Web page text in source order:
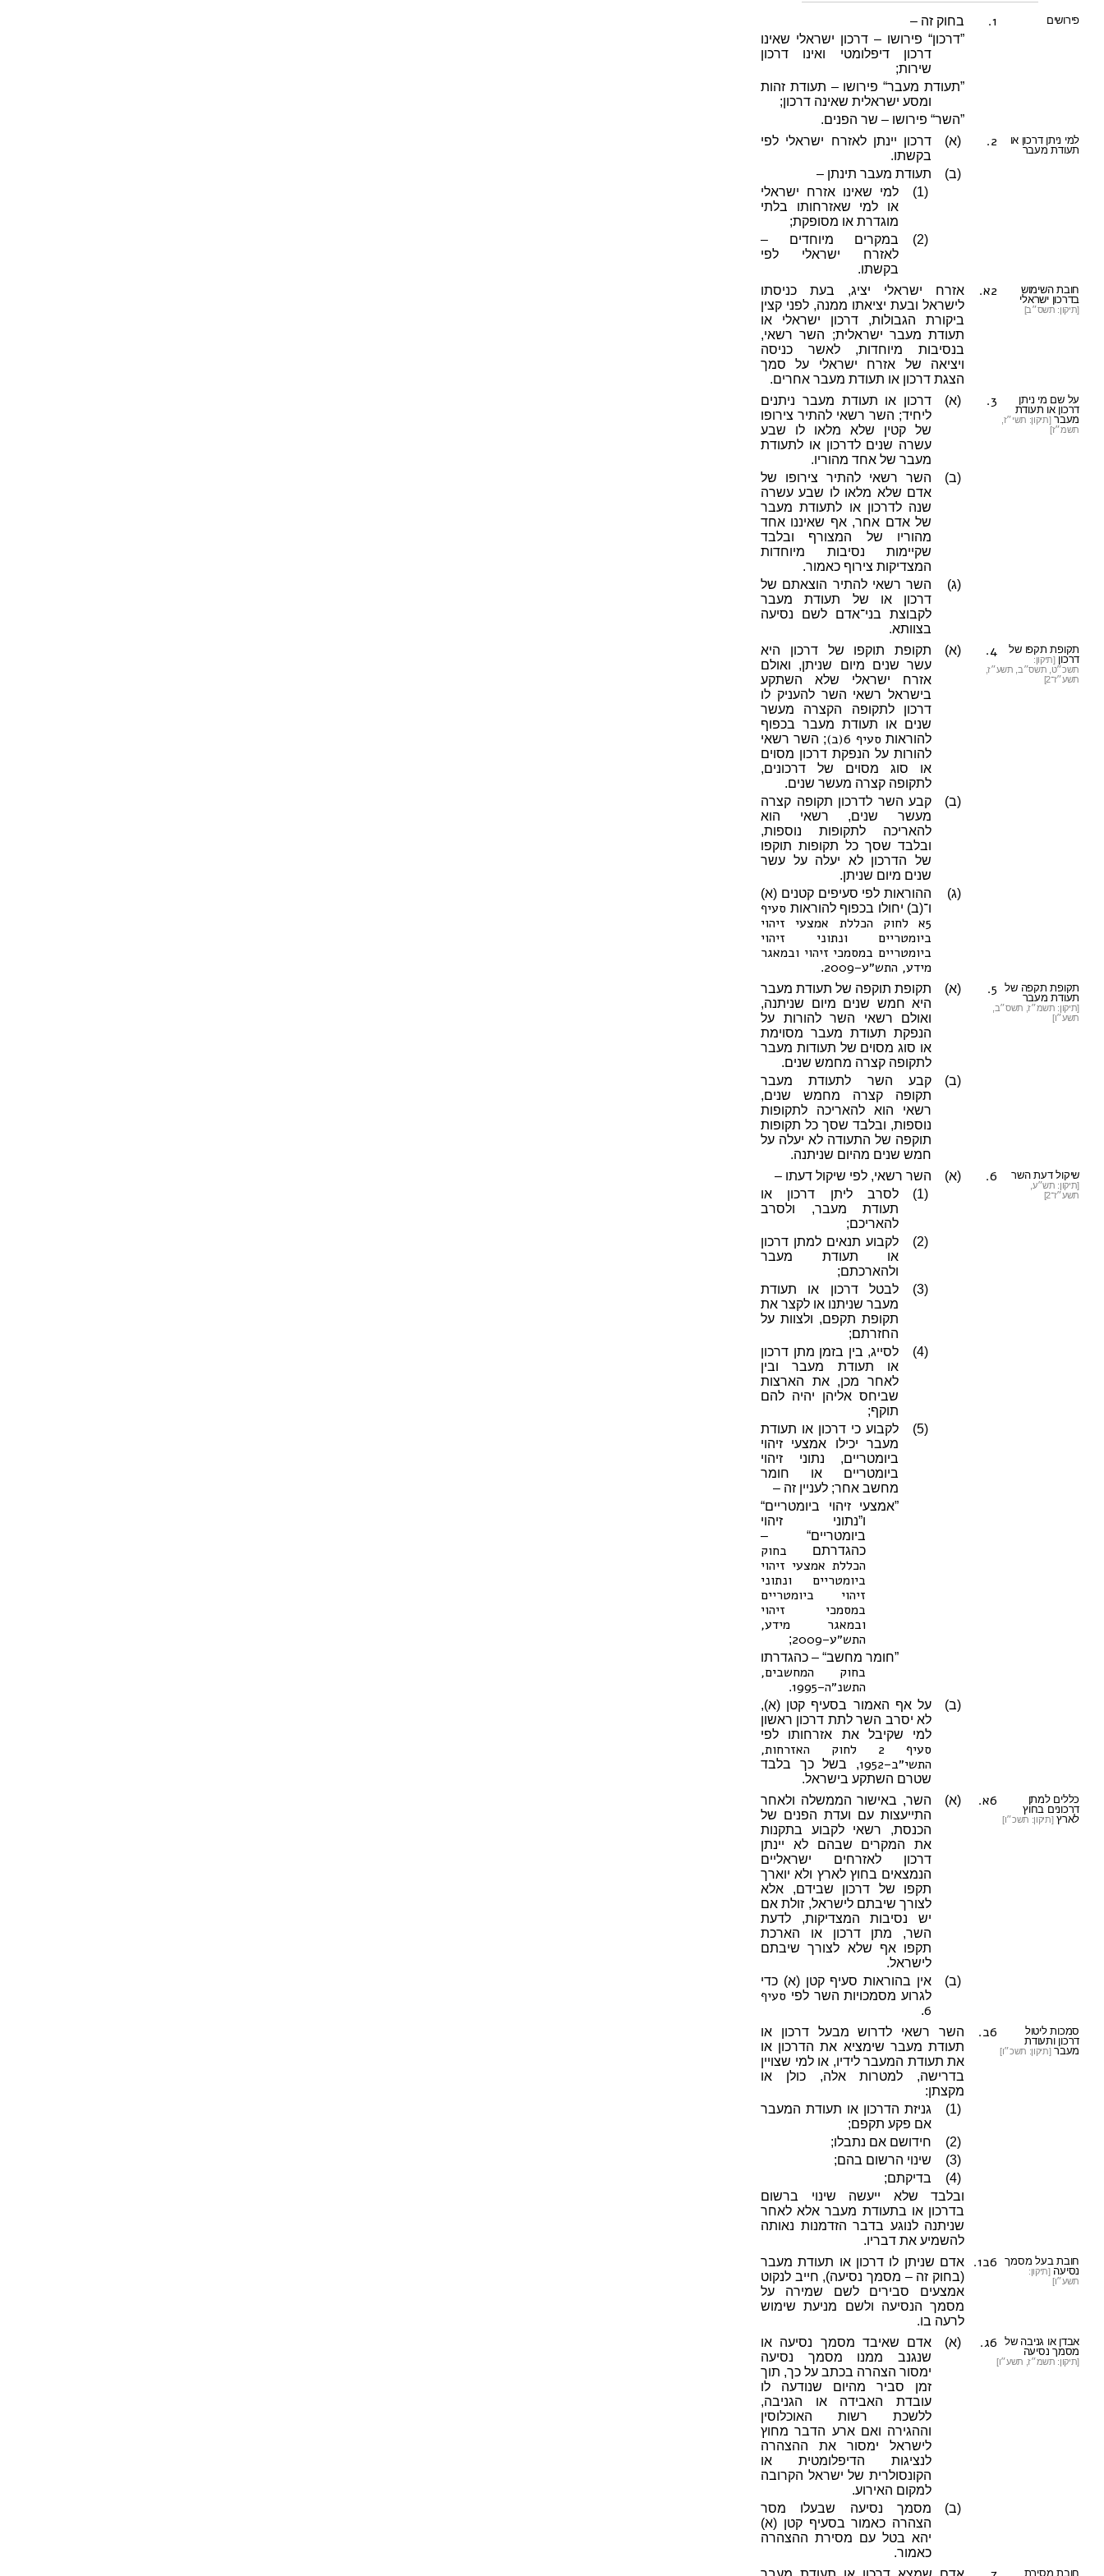
1. פירושים
בחוק זה –
”דרכון“ פירושו – דרכון ישראלי שאינו
דרכון דיפלומטי ואינו דרכון
שירות;
”תעודת מעבר“ פירושו – תעודת זהות
ומסע ישראלית שאינה דרכון;
”השר“ פירושו – שר הפנים.
2.
למי ניתן דרכון או
תעודת מעבר
(א)
דרכון יינתן לאזרח ישראלי לפי
בקשתו.
(ב)
תעודת מעבר תינתן –
(1)
למי שאינו אזרח ישראלי
או למי שאזרחותו בלתי
מוגדרת או מסופקת;
(2)
במקרים מיוחדים –
לאזרח ישראלי לפי
בקשתו.
2א.
חובת השימוש
בדרכון ישראלי
[תיקון: תשס״ב]
אזרח ישראלי יציג, בעת כניסתו
לישראל ובעת יציאתו ממנה, לפני קצין
ביקורת הגבולות, דרכון ישראלי או
תעודת מעבר ישראלית; השר רשאי,
בנסיבות מיוחדות, לאשר כניסה
ויציאה של אזרח ישראלי על סמך
הצגת דרכון או תעודת מעבר אחרים.
3.
על שם מי ניתן
דרכון או תעודת
מעבר[תיקון: תשי״ז,
תשמ״ז]
(א)
דרכון או תעודת מעבר ניתנים
ליחיד; השר רשאי להתיר צירופו
של קטין שלא מלאו לו שבע
עשרה שנים לדרכון או לתעודת
מעבר של אחד מהוריו.
(ב)
השר רשאי להתיר צירופו של
אדם שלא מלאו לו שבע עשרה
שנה לדרכון או לתעודת מעבר
של אדם אחר, אף שאיננו אחד
מהוריו של המצורף ובלבד
שקיימות נסיבות מיוחדות
המצדיקות צירוף כאמור.
(ג)
השר רשאי להתיר הוצאתם של
דרכון או של תעודת מעבר
לקבוצת בני־אדם לשם נסיעה
בצוותא.
4.
תקופת תקפו של
דרכון[תיקון:
תשכ״ט, תשס״ב, תשע״ז,
תשע״ז־2]
(א)
תקופת תוקפו של דרכון היא
עשר שנים מיום שניתן, ואולם
אזרח ישראלי שלא השתקע
בישראל רשאי השר להעניק לו
דרכון לתקופה הקצרה מעשר
שנים או תעודת מעבר בכפוף
להוראות סעיף 6(ב)
; השר רשאי
להורות על הנפקת דרכון מסוים
או סוג מסוים של דרכונים,
לתקופה קצרה מעשר שנים.
(ב)
קבע השר לדרכון תקופה קצרה
מעשר שנים, רשאי הוא
להאריכה לתקופות נוספות,
ובלבד שסך כל תקופות תוקפו
של הדרכון לא יעלה על עשר
שנים מיום שניתן.
(ג)
ההוראות לפי סעיפים קטנים (א)
ו־(ב) יחולו בכפוף להוראות סעיף
5א לחוק הכללת אמצעי זיהוי
ביומטריים ונתוני זיהוי
ביומטריים במסמכי זיהוי ובמאגר
מידע, התש״ע–2009
.
5.
תקופת תקפה של
תעודת מעבר
[תיקון: תשמ״ז, תשס״ב,
תשע״ו]
(א)
תקופת תוקפה של תעודת מעבר
היא חמש שנים מיום שניתנה,
ואולם רשאי השר להורות על
הנפקת תעודת מעבר מסוימת
או סוג מסוים של תעודות מעבר
לתקופה קצרה מחמש שנים.
(ב)
קבע השר לתעודת מעבר
תקופה קצרה מחמש שנים,
רשאי הוא להאריכה לתקופות
נוספות, ובלבד שסך כל תקופות
תוקפה של התעודה לא יעלה על
חמש שנים מהיום שניתנה.
6. שיקול דעת השר
[תיקון: תש״ע,
תשע״ז־2]
(א)
השר רשאי, לפי שיקול דעתו –
(1)
לסרב ליתן דרכון או
תעודת מעבר, ולסרב
להאריכם;
(2)
לקבוע תנאים למתן דרכון
או תעודת מעבר
ולהארכתם;
(3)
לבטל דרכון או תעודת
מעבר שניתנו או לקצר את
תקופת תקפם, ולצוות על
החזרתם;
(4)
לסייג, בין בזמן מתן דרכון
או תעודת מעבר ובין
לאחר מכן, את הארצות
שביחס אליהן יהיה להם
תוקף;
(5)
לקבוע כי דרכון או תעודת
מעבר יכילו אמצעי זיהוי
ביומטריים, נתוני זיהוי
ביומטריים או חומר
מחשב אחר; לעניין זה –
”אמצעי זיהוי ביומטריים“
ו”נתוני זיהוי
ביומטריים“ –
כהגדרתם בחוק
הכללת אמצעי זיהוי
ביומטריים ונתוני
זיהוי ביומטריים
במסמכי זיהוי
ובמאגר מידע,
התש״ע–2009
;
”חומר מחשב“ – כהגדרתו
בחוק המחשבים,
התשנ״ה–1995
.
(ב)
על אף האמור בסעיף קטן (א),
לא יסרב השר לתת דרכון ראשון
למי שקיבל את אזרחותו לפי
סעיף 2 לחוק האזרחות,
התשי״ב–1952
, בשל כך בלבד
שטרם השתקע בישראל.
6א.
כללים למתן
דרכונים בחוץ
לארץ[תיקון: תשכ״ו]
(א)
השר, באישור הממשלה ולאחר
התייעצות עם ועדת הפנים של
הכנסת, רשאי לקבוע בתקנות
את המקרים שבהם לא יינתן
דרכון לאזרחים ישראליים
הנמצאים בחוץ לארץ ולא יוארך
תקפו של דרכון שבידם, אלא
לצורך שיבתם לישראל, זולת אם
יש נסיבות המצדיקות, לדעת
השר, מתן דרכון או הארכת
תקפו אף שלא לצורך שיבתם
לישראל.
(ב)
אין בהוראות סעיף קטן (א) כדי
לגרוע מסמכויות השר לפי סעיף
6
.
6ב.
סמכות ליטול
דרכון ותעודת
מעבר[תיקון: תשכ״ו]
השר רשאי לדרוש מבעל דרכון או
תעודת מעבר שימציא את הדרכון או
את תעודת המעבר לידיו, או למי שצויין
בדרישה, למטרות אלה, כולן או
מקצתן:
(1)
גניזת הדרכון או תעודת המעבר
אם פקע תקפם;
(2)
חידושם אם נתבלו;
(3)
שינוי הרשום בהם;
(4)
בדיקתם;
ובלבד שלא ייעשה שינוי ברשום
בדרכון או בתעודת מעבר אלא לאחר
שניתנה לנוגע בדבר הזדמנות נאותה
להשמיע את דבריו.
6ב1.
חובת בעל מסמך
נסיעה[תיקון:
תשע״ו]
אדם שניתן לו דרכון או תעודת מעבר
(בחוק זה – מסמך נסיעה), חייב לנקוט
אמצעים סבירים לשם שמירה על
מסמך הנסיעה ולשם מניעת שימוש
לרעה בו.
6ג.
אבדן או גניבה של
מסמך נסיעה
[תיקון: תשמ״ז, תשע״ו]
(א)
אדם שאיבד מסמך נסיעה או
שנגנב ממנו מסמך נסיעה
ימסור הצהרה בכתב על כך, תוך
זמן סביר מהיום שנודעה לו
עובדת האבידה או הגניבה,
ללשכת רשות האוכלוסין
וההגירה ואם ארע הדבר מחוץ
לישראל ימסור את ההצהרה
לנציגות הדיפלומטית או
הקונסולרית של ישראל הקרובה
למקום האירוע.
(ב)
מסמך נסיעה שבעלו מסר
הצהרה כאמור בסעיף קטן (א)
יהא בטל עם מסירת ההצהרה
כאמור.
חובת מסירת